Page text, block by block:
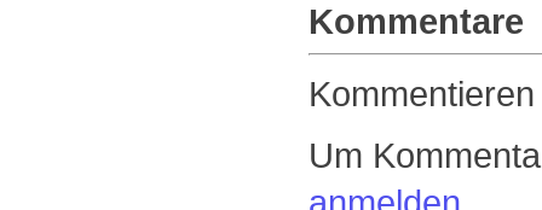
Kommentare
Kommentieren
Um